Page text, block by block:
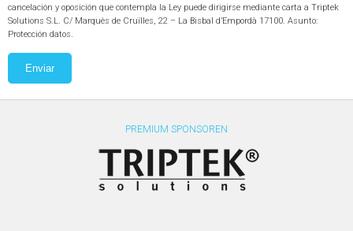
cancelación y oposición que contempla la Ley puede dirigirse mediante carta a Triptek
Solutions S.L. C/ Marquès de Cruïlles, 22 – La Bisbal d’Empordà 17100. Asunto:
Protección datos.
Enviar
PREMIUM SPONSOREN